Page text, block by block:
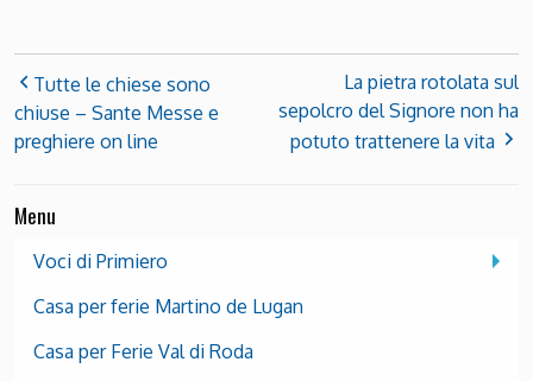
Tutte le chiese sono
chiuse – Sante Messe e
preghiere on line
La pietra rotolata sul
sepolcro del Signore non ha
potuto trattenere la vita
Menu
Voci di Primiero
Casa per ferie Martino de Lugan
Casa per Ferie Val di Roda